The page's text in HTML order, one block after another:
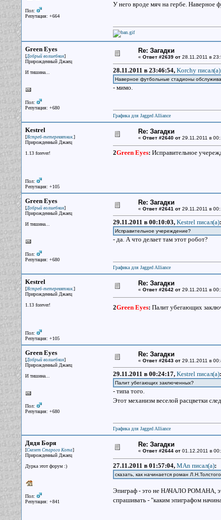
Пол:
Репутация: +664
У него вроде мяч на гербе. Наверное
Green Eyes
[Добрый волшебник]
Прирожденный Джаец
И тишина...
Пол:
Репутация: +680
Re: Загадки
« Ответ #2639 от28.11.2011 в
28.11.2011 в 23:46:54, Korchy писал(a)
Наверное футбольные стадионы
- мимо.
Графика для Jagged Alliance
Kestrel
[Ястреб-тетеревятник.]
Прирожденный Джаец
1.13 forever!
Пол:
Репутация: +105
Re: Загадки
« Ответ #2640 от29.11.2011 в
2Green Eyes: Исправительное
Green Eyes
[Добрый волшебник]
Прирожденный Джаец
И тишина...
Пол:
Репутация: +680
Re: Загадки
« Ответ #2641 от29.11.2011 в
29.11.2011 в 00:10:03, Kestrel писал(a):
Исправительное учереждение?
- да. А что делает там этот робот?
Графика для Jagged Alliance
Kestrel
[Ястреб-тетеревятник.]
Прирожденный Джаец
1.13 forever!
Пол:
Репутация: +105
Re: Загадки
« Ответ #2642 от29.11.2011 в
2Green Eyes: Палит убегающих
Green Eyes
[Добрый волшебник]
Прирожденный Джаец
И тишина...
Пол:
Репутация: +680
Re: Загадки
« Ответ #2643 от29.11.2011 в
29.11.2011 в 00:24:17, Kestrel писал(a):
Палит убегающих заключенных?
- типа того.
Этот механизм веселой расцветки
Графика для Jagged Alliance
Дядя Боря
[Скелет Старого Кота]
Прирожденный Джаец
Дурка этот форум :)
Пол:
Репутация: +841
Re: Загадки
« Ответ #2644 от01.12.2011 в
27.11.2011 в 01:57:04, MAn писал(a):
сказать, как начинается роман
Эпиграф - это не НАЧАЛО РОМАНА,
спрашивать - "каким эпиграфом